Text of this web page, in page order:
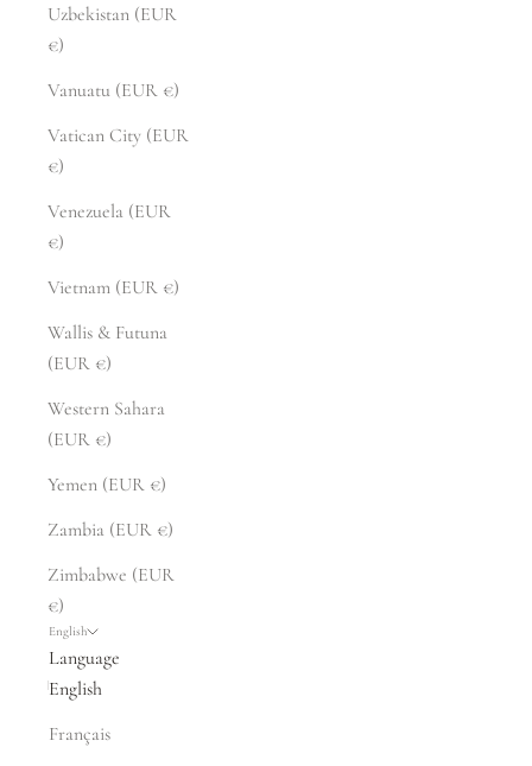
Uzbekistan (EUR
€)
Vanuatu (EUR €)
Vatican City (EUR
€)
Venezuela (EUR
€)
Vietnam (EUR €)
Wallis & Futuna
(EUR €)
Western Sahara
(EUR €)
Yemen (EUR €)
Zambia (EUR €)
Zimbabwe (EUR
€)
English
Language
English
Français